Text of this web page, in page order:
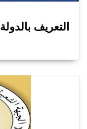
التعريف بالدولة